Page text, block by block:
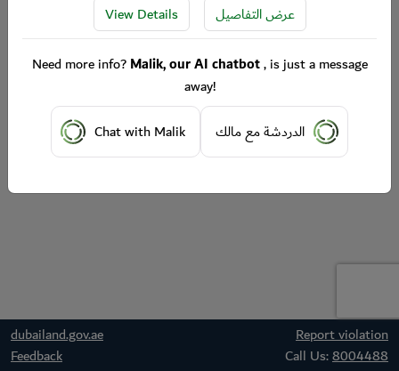
dubailand.gov.ae
Report violation
Feedback
Call Us:8004488
View Details
عرض التفاصيل
Need more info?Malik, our AI chatbot, is just a message
away!
Chat with Malik
الدردشة مع مالك